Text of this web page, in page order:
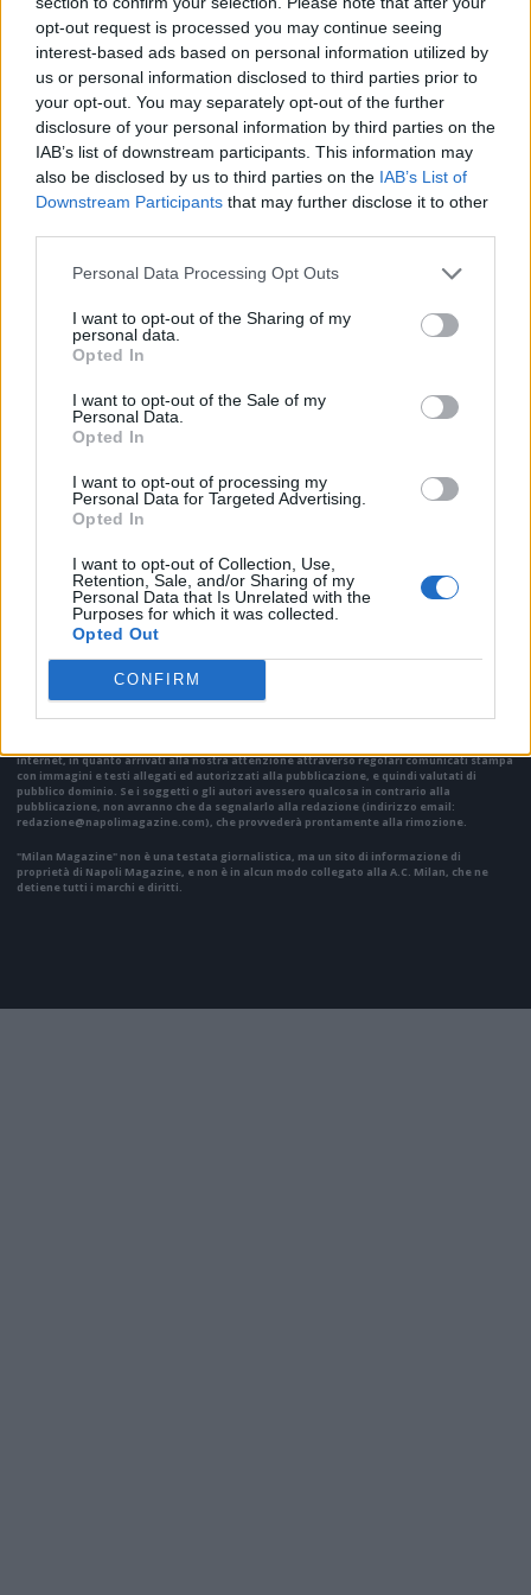
opt-out request is processed you may continue seeing
interest-based ads based on personal information utilized by
us or personal information disclosed to third parties prior to
your opt-out. You may separately opt-out of the further
disclosure of your personal information by third parties on the
IAB’s list of downstream participants. This information may
also be disclosed by us to third parties on the IAB’s List of
Downstream Participants that may further disclose it to other
Personal Data Processing Opt Outs
I want to opt-out of the Sharing of my
personal data.
Opted In
I want to opt-out of the Sale of my
Personal Data.
Opted In
I want to opt-out of processing my
Personal Data for Targeted Advertising.
Opted In
I want to opt-out of Collection, Use,
Retention, Sale, and/or Sharing of my
Personal Data that Is Unrelated with the
Purposes for which it was collected.
Opted Out
CONFIRM
suo spazio all'interno della squadra, mentre il futuro del
francese resta legato anche alle ambizioni del club dopo la
mancata qualificazione alla Champions League. In uno scenario
ricco di interrogativi, una delle poche certezze sembra essere
Ardon Jashari: nonostante le richieste ricevute, il giovane
svizzero avrebbe espresso la volontà di restare al Milan per
rilanciarsi dopo un periodo difficile e diventare finalmente
protagonista.
VAI ALLA VERSIONE CLASSICA
internet, in quanto arrivati alla nostra attenzione attraverso regolari comunicati stampa
con immagini e testi allegati ed autorizzati alla pubblicazione, e quindi valutati di
pubblico dominio. Se i soggetti o gli autori avessero qualcosa in contrario alla
pubblicazione, non avranno che da segnalarlo alla redazione (indirizzo email:
redazione@napolimagazine.com), che provvederà prontamente alla rimozione.
"Milan Magazine" non è una testata giornalistica, ma un sito di informazione di
proprietà di Napoli Magazine, e non è in alcun modo collegato alla A.C. Milan, che ne
detiene tutti i marchi e diritti.